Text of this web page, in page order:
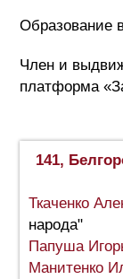
Образование
Член и
платформа
141,
Ткаченко
народа"
Папуша
Манитенко